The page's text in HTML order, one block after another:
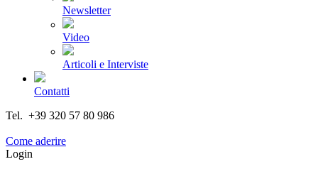
Newsletter
Video
Articoli e Interviste
Contatti
Tel. +39 320 57 80 986
Come aderire
Login